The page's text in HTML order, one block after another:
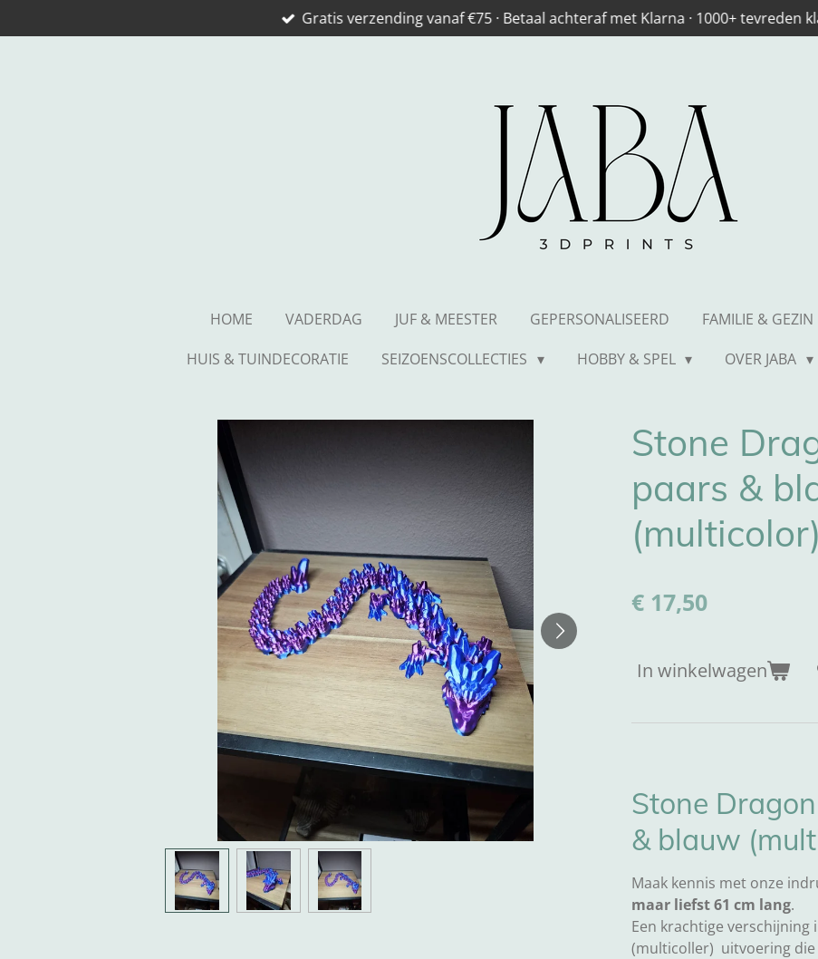
direct
Gratis verzending vanaf €75 · Betaal achteraf met Klarna · 1000+ tevreden
HOME VADERDAG JUF & MEESTER GEPERSONALISEERD FAMILIE & GEZIN
HUIS & TUINDECORATIE
SEIZOENSCOLLECTIES HOBBY & SPEL OVER JABA
Stone
paars &
(multicolor)
€ 17,50
In winkelwagen
Stone
& blauw
Maak kennis met onze
maar liefst 61 cm lang.
Een krachtige verschijning
(multicoller) uitvoering